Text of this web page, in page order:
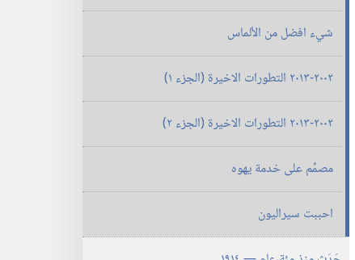
شيء افضل من الألماس
٢٠٠٢-‏٢٠١٣ التطورات الاخيرة (‏الجزء ١)‏
٢٠٠٢-‏٢٠١٣ التطورات الاخيرة (‏الجزء ٢)‏
مصمِّم على خدمة يهوه
احببت سيراليون